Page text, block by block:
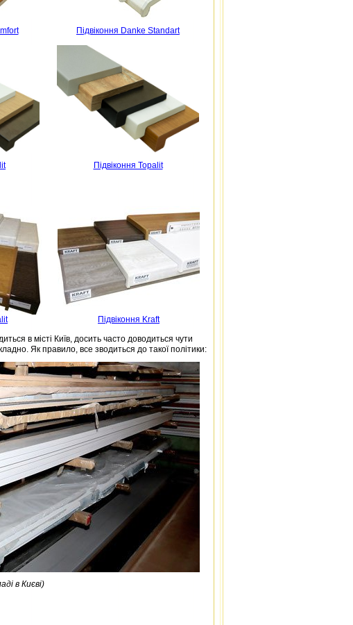
Підвіконня Danke Standart
Підвіконня Topalit
Підвіконня Kraft
в місті Київ, досить часто доводиться чути
Як правило, все зводиться до такої політики:
в Києві)